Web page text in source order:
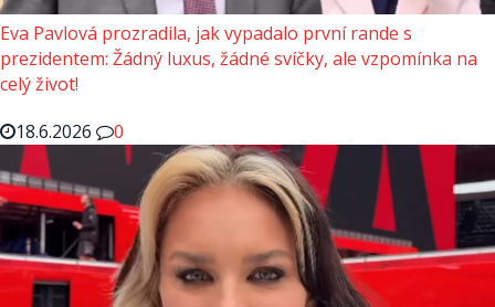
Eva Pavlová prozradila, jak vypadalo první rande s
prezidentem: Žádný luxus, žádné svíčky, ale vzpomínka na
celý život!
18.6.2026
0